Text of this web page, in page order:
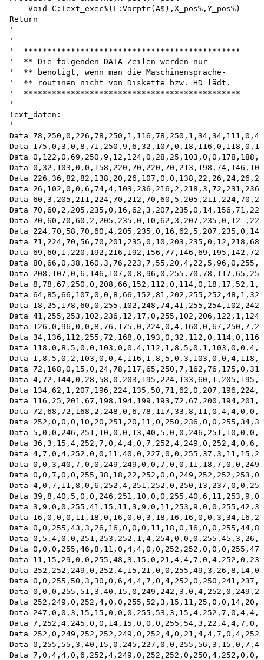
    Void C:Text_exec%(L:Varptr(A$),X_pos%,Y_pos%)
Return
'
'
'  **********************************************
'  ** Die folgenden DATA-Zeilen werden nur
'  ** benötigt, wenn man die Maschinensprache-
'  ** routinen nicht von Diskette bzw. HD lädt.
'  **********************************************
'
Text_daten:
'
Data
Data
Data
Data 0,32,103,0,0,158,220,70,220,70,213,198,74,146,103
Data 226,36,82,82,138,20,26,107,0,0,138,22,26,24,26,26
Data
Data
Data 70,60,2,205,235,0,16,62,3,207,235,0,14,156,71,224
Data 70,60,70,60,2,205,235,0,10,62,3,207,235,0,12
Data
Data
Data
Data
Data 208,107,0,6,146,107,0,8,96,0,255,70,78,117,65,250
Data
Data
Data
Data
Data
Data
Data
Data 1,8,5,0,2,103,0,0,4,116,1,8,5,0,3,103,0,0,4,118,1
Data
Data
Data
Data
Data
Data
Data
Data 36,3,15,4,252,7,0,4,4,0,7,252,4,249,0,252,4,0,6,4
Data 4,7,0,4,252,0,0,11,40,0,227,0,0,255,37,3,11,15,29
Data
Data
Data 4,0,7,11,8,0,6,252,4,251,252,0,250,13,237,0,0,255
Data
Data
Data
Data
Data
Data
Data 11,15,29,0,0,255,48,3,15,0,21,4,4,7,0,4,252,0,235
Data
Data
Data
Data 252,249,0,252,4,0,0,255,52,3,15,11,25,0,0,14,20,0
Data 247,0,0,3,15,15,0,0,0,255,53,3,15,4,252,7,0,4,4,0
Data 7,252,4,245,0,0,14,15,0,0,0,255,54,3,22,4,4,7,0,4
Data
Data
Data